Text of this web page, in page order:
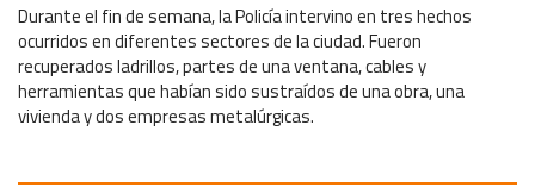
Durante el fin de semana, la Policía intervino en tres hechos
ocurridos en diferentes sectores de la ciudad. Fueron
recuperados ladrillos, partes de una ventana, cables y
herramientas que habían sido sustraídos de una obra, una
vivienda y dos empresas metalúrgicas.